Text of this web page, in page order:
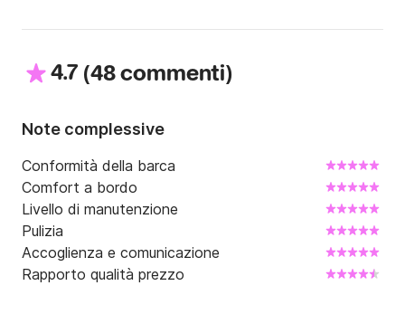
4.7 (48 commenti)
Note complessive
Conformità della barca
Comfort a bordo
Livello di manutenzione
Pulizia
Accoglienza e comunicazione
Rapporto qualità prezzo